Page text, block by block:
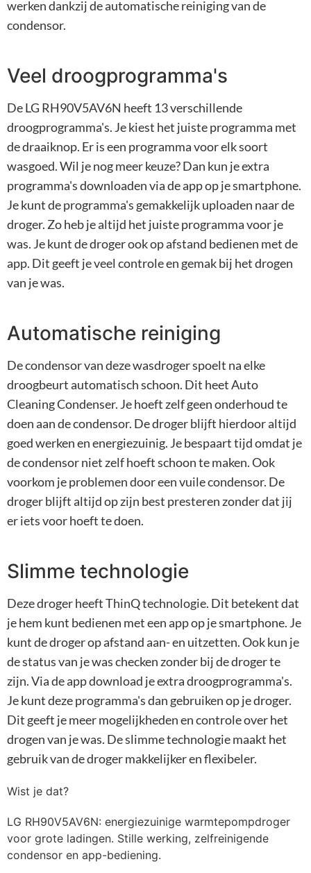
werken dankzij de automatische reiniging van de
condensor.
Veel droogprogramma's
De LG RH90V5AV6N heeft 13 verschillende
droogprogramma's. Je kiest het juiste programma met
de draaiknop. Er is een programma voor elk soort
wasgoed. Wil je nog meer keuze? Dan kun je extra
programma's downloaden via de app op je smartphone.
Je kunt de programma's gemakkelijk uploaden naar de
droger. Zo heb je altijd het juiste programma voor je
was. Je kunt de droger ook op afstand bedienen met de
app. Dit geeft je veel controle en gemak bij het drogen
van je was.
Automatische reiniging
De condensor van deze wasdroger spoelt na elke
droogbeurt automatisch schoon. Dit heet Auto
Cleaning Condenser. Je hoeft zelf geen onderhoud te
doen aan de condensor. De droger blijft hierdoor altijd
goed werken en energiezuinig. Je bespaart tijd omdat je
de condensor niet zelf hoeft schoon te maken. Ook
voorkom je problemen door een vuile condensor. De
droger blijft altijd op zijn best presteren zonder dat jij
er iets voor hoeft te doen.
Slimme technologie
Deze droger heeft ThinQ technologie. Dit betekent dat
je hem kunt bedienen met een app op je smartphone. Je
kunt de droger op afstand aan- en uitzetten. Ook kun je
de status van je was checken zonder bij de droger te
zijn. Via de app download je extra droogprogramma's.
Je kunt deze programma's dan gebruiken op je droger.
Dit geeft je meer mogelijkheden en controle over het
drogen van je was. De slimme technologie maakt het
gebruik van de droger makkelijker en flexibeler.
Wist je dat?
LG RH90V5AV6N: energiezuinige warmtepompdroger
voor grote ladingen. Stille werking, zelfreinigende
condensor en app-bediening.